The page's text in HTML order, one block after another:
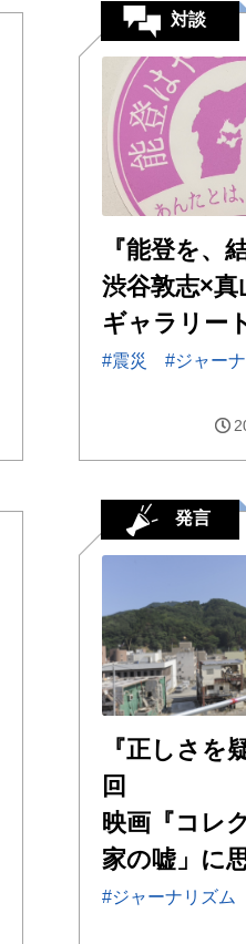
対談
『能登を、
渋谷敦志×真
ギャラリー
#震災 #ジャー
発言
『正しさを
回
映画『コレ
家の嘘」に
#ジャーナリズム